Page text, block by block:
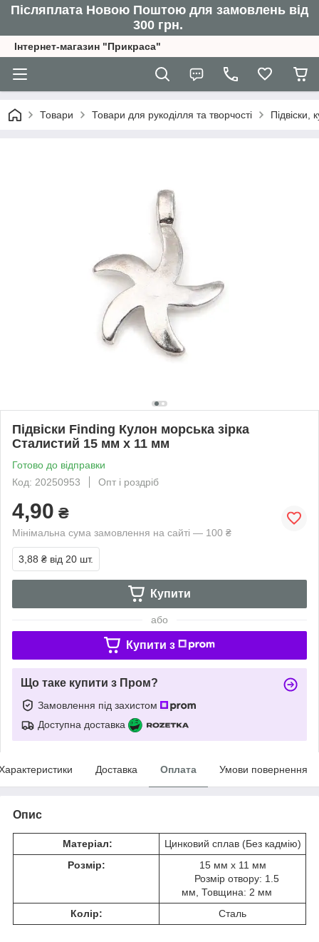
Післяплата Новою Поштою для замовлень від
300 грн.
Інтернет-магазин "Прикраса"
Товари Товари для рукоділля та творчості
Підвіски Finding Кулон морська зірка
Сталистий 15 мм x 11 мм
Готово до відправки
Код: 20250953
Опт і роздріб
4,90 ₴
Мінімальна сума замовлення на сайті — 100 ₴
3,88 ₴ від 20 шт.
Купити
або
Купити з
Що таке купити з Пром?
Замовлення під захистом
Доступна доставка
Доставка Оплата Умови повернення
Опис
Матеріал:
Цинковий сплав (Без кадмію)
Розмір:
15 мм x 11 мм
Розмір отвору: 1.5
мм, Товщина: 2 мм
Колір:
Сталь